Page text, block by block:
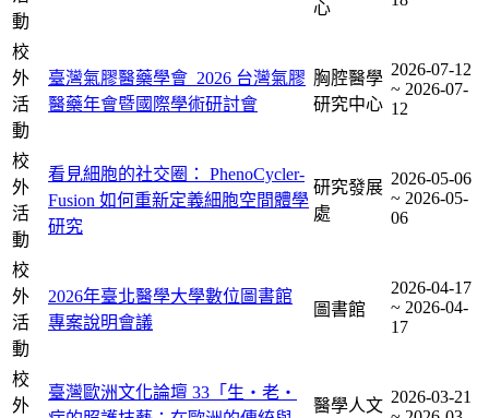
動
心
校
外
活
動
臺灣氣膠醫藥學會_2026 台灣氣膠
醫藥年會暨國際學術研討會
胸腔醫學
研究中心
2026-07-12
~ 2026-07-
12
校
外
活
動
看見細胞的社交圈： PhenoCycler-
Fusion 如何重新定義細胞空間體學
研究
研究發展
處
2026-05-06
~ 2026-05-
06
校
外
活
動
2026年臺北醫學大學數位圖書館
專案說明會議
圖書館
2026-04-17
~ 2026-04-
17
校
外
臺灣歐洲文化論壇 33「生・老・
醫學人文 2026-03-21